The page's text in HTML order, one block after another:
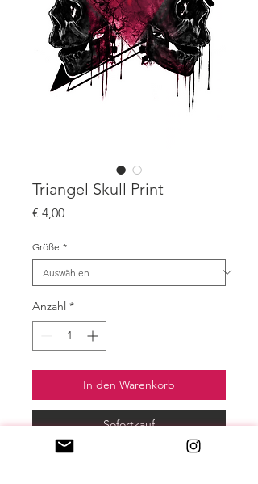
Triangel Skull Print
€ 4,00Preis
Größe *
Anzahl *
In den Warenkorb
Sofortkauf